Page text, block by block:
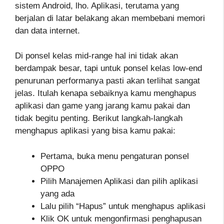
sistem Android, lho. Aplikasi, terutama yang
berjalan di latar belakang akan membebani memori
dan data internet.
Di ponsel kelas mid-range hal ini tidak akan
berdampak besar, tapi untuk ponsel kelas low-end
penurunan performanya pasti akan terlihat sangat
jelas. Itulah kenapa sebaiknya kamu menghapus
aplikasi dan game yang jarang kamu pakai dan
tidak begitu penting. Berikut langkah-langkah
menghapus aplikasi yang bisa kamu pakai:
Pertama, buka menu pengaturan ponsel
OPPO
Pilih Manajemen Aplikasi dan pilih aplikasi
yang ada
Lalu pilih “Hapus” untuk menghapus aplikasi
Klik OK untuk mengonfirmasi penghapusan